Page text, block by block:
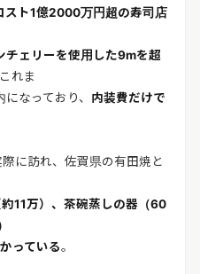
スト1億2000万円超の寿司店
チェリーを使用した9mを超
れま
なっており、 内装費だけで
に訪れ、佐賀県の有田焼と
11万）、茶碗蒸しの器（60
っている。